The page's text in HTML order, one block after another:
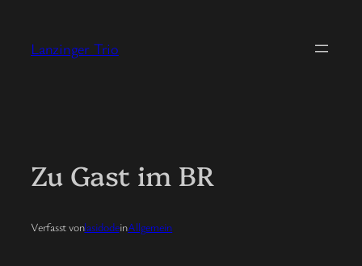
springen
Lanzinger Trio
Zu Gast im BR
Verfasst vonlasidodeinAllgemein